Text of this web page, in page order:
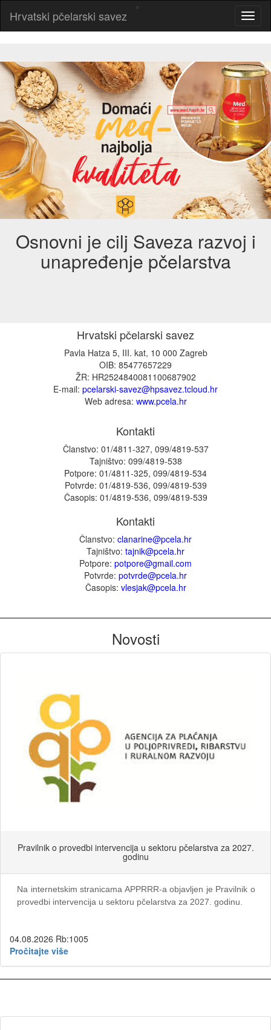
Hrvatski pčelarski savez
Osnovni je cilj Saveza razvoj i
unapređenje pčelarstva
Hrvatski pčelarski savez
Pavla Hatza 5, III. kat, 10 000 Zagreb
OIB: 85477657229
ŽR: HR2524840081100687902
E-mail: pcelarski-savez@hpsavez.tcloud.hr
Web adresa: www.pcela.hr
Kontakti
Članstvo: 01/4811-327, 099/4819-537
Tajništvo: 099/4819-538
Potpore: 01/4811-325, 099/4819-534
Potvrde: 01/4819-536, 099/4819-539
Časopis: 01/4819-536, 099/4819-539
Kontakti
Članstvo: clanarine@pcela.hr
Tajništvo: tajnik@pcela.hr
Potpore: potpore@gmail.com
Potvrde: potvrde@pcela.hr
Časopis: vlesjak@pcela.hr
Novosti
Pravilnik o provedbi intervencija u sektoru pčelarstva za 2027.
godinu
Na internetskim stranicama APPRRR-a objavljen je Pravilnik o
provedbi intervencija u sektoru pčelarstva za 2027. godinu.
04.08.2026 Rb:1005
Pročitajte više